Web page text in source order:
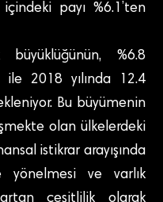
payı %6.1’ten
büyüklüğünün, %6.8
2018 yılında 12.4
Bu büyümenin
olan ülkelerdeki
istikrar arayışında
yönelmesi ve varlık
çeşitlilik olarak